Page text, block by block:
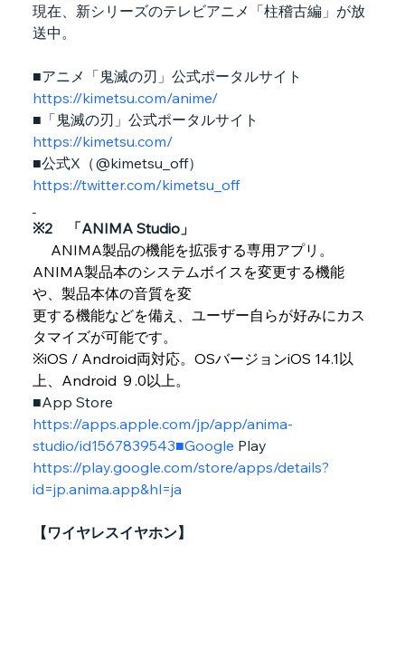
現在、新シリーズのテレビアニメ「柱稽古編」が放
送中。
■アニメ「鬼滅の刃」公式ポータルサイト
https://kimetsu.com/anime/
■「鬼滅の刃」公式ポータルサイト
https://kimetsu.com/
■公式X（@kimetsu_off）
https://twitter.com/kimetsu_off
※2　「ANIMA Studio」
ANIMA製品の機能を拡張する専用アプリ。
ANIMA製品本のシステムボイスを変更する機能
や、製品本体の音質を変
更する機能などを備え、ユーザー自らが好みにカス
タマイズが可能です。
※iOS / Android両対応。OSバージョンiOS 14.1以
上、Android ９.0以上。
■App Store
https://apps.apple.com/jp/app/anima-
studio/id1567839543■Google Play
https://play.google.com/store/apps/details?
id=jp.anima.app&hl=ja
【ワイヤレスイヤホン】